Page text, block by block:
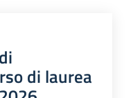
di laurea